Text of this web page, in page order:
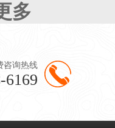
多
咨询热线
6169